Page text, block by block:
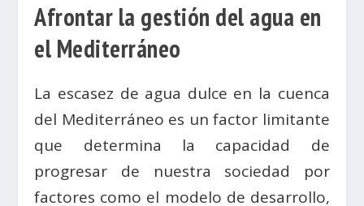
Afrontar la gestión del agua en
el Mediterráneo
La escasez de agua dulce en la cuenca
del Mediterráneo es un factor limitante
que determina la capacidad de
progresar de nuestra sociedad por
factores como el modelo de desarrollo,